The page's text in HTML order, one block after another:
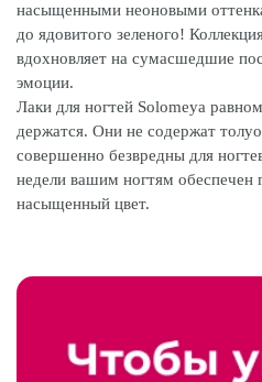
насыщенными неоновыми
до ядовитого зеленого!
вдохновляет на сумасшедшие
эмоции.
Лаки для ногтей Solomeya
держатся. Они не содержат
совершенно безвредны для
недели вашим ногтям обеспечен
насыщенный цвет.